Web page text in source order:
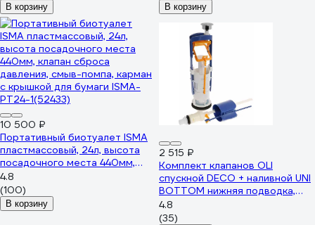
В корзину В корзину
10 500 ₽
Портативный биотуалет ISMA
пластмассовый, 24л, высота
посадочного места 440мм,
клапан сброса давления, смыв-
помпа, карман с крышкой для
бумаги ISMA-PT24-1(52433)
4.8
(100)
В корзину
2 515 ₽
Комплект клапанов OLI
спускной DECO + наливной UNI
BOTTOM нижняя подводка,
пласт 1/2 37192
4.8
(35)